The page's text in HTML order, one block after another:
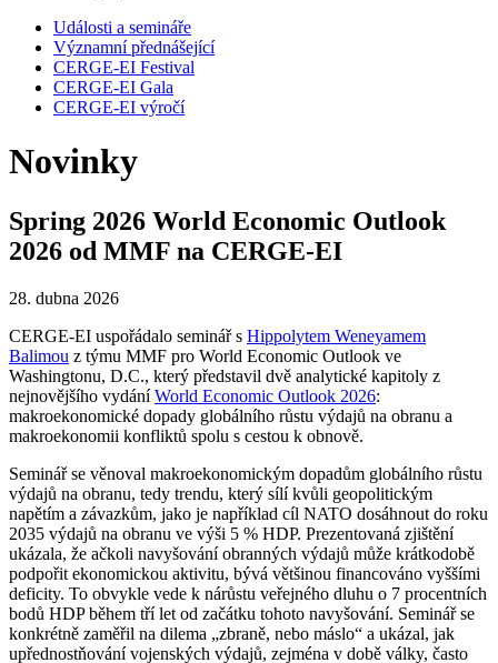
Události a semináře
Významní přednášející
CERGE-EI Festival
CERGE-EI Gala
CERGE-EI výročí
Novinky
Spring 2026 World Economic Outlook
2026 od MMF na CERGE-EI
28. dubna 2026
CERGE-EI uspořádalo seminář s Hippolytem Weneyamem
Balimou z týmu MMF pro World Economic Outlook ve
Washingtonu, D.C., který představil dvě analytické kapitoly z
nejnovějšího vydáníWorld Economic Outlook 2026:
makroekonomické dopady globálního růstu výdajů na obranu a
makroekonomii konfliktů spolu s cestou k obnově.
Seminář se věnoval makroekonomickým dopadům globálního růstu
výdajů na obranu, tedy trendu, který sílí kvůli geopolitickým
napětím a závazkům, jako je například cíl NATO dosáhnout do roku
2035 výdajů na obranu ve výši 5 % HDP. Prezentovaná zjištění
ukázala, že ačkoli navyšování obranných výdajů může krátkodobě
podpořit ekonomickou aktivitu, bývá většinou financováno vyššími
deficity. To obvykle vede k nárůstu veřejného dluhu o 7 procentních
bodů HDP během tří let od začátku tohoto navyšování. Seminář se
konkrétně zaměřil na dilema „zbraně, nebo máslo“ a ukázal, jak
upřednostňování vojenských výdajů, zejména v době války, často